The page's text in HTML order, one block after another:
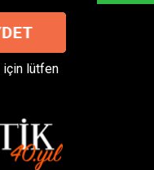
için lütfen